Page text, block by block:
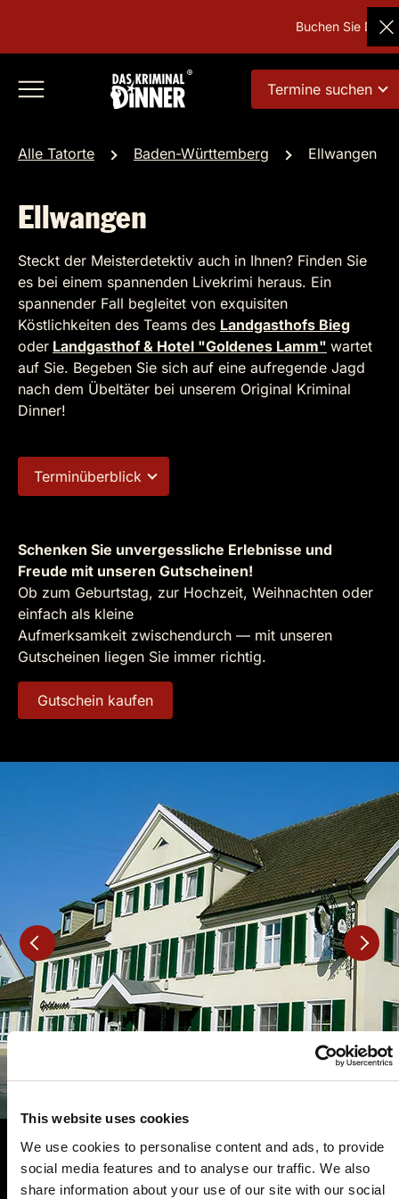
This website uses cookies
We use cookies to personalise content and ads, to provide
social media features and to analyse our traffic. We also
share information about your use of our site with our social
Buchen Sie
Termine suchen
Alle Tatorte Baden-Württemberg Ellwangen
Ellwangen
Steckt der Meisterdetektiv auch in Ihnen? Finden Sie
es bei einem spannenden Livekrimi heraus. Ein
spannender Fall begleitet von exquisiten
Köstlichkeiten des Teams des Landgasthofs Bieg
oder Landgasthof & Hotel "Goldenes Lamm" wartet
auf Sie. Begeben Sie sich auf eine aufregende Jagd
nach dem Übeltäter bei unserem Original Kriminal
Dinner!
Terminüberblick
Schenken Sie unvergessliche Erlebnisse und
Freude mit unseren Gutscheinen!
Ob zum Geburtstag, zur Hochzeit, Weihnachten oder
einfach als kleine
Aufmerksamkeit zwischendurch — mit unseren
Gutscheinen liegen Sie immer richtig.
Gutschein kaufen